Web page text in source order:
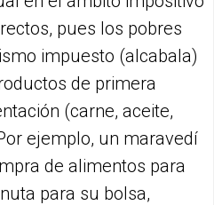
pues los pobres
impuesto (alcabala)
de primera
(carne, aceite,
ejemplo, un maravedí
de alimentos para
para su bolsa,